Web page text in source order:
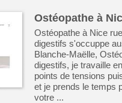
Ostéopathe à
Ostéopathe à Nice
digestifs s'occuppe
Blanche-Maëlle,
digestifs, je travaille
points de tensions
et je prends le temps
votre ...